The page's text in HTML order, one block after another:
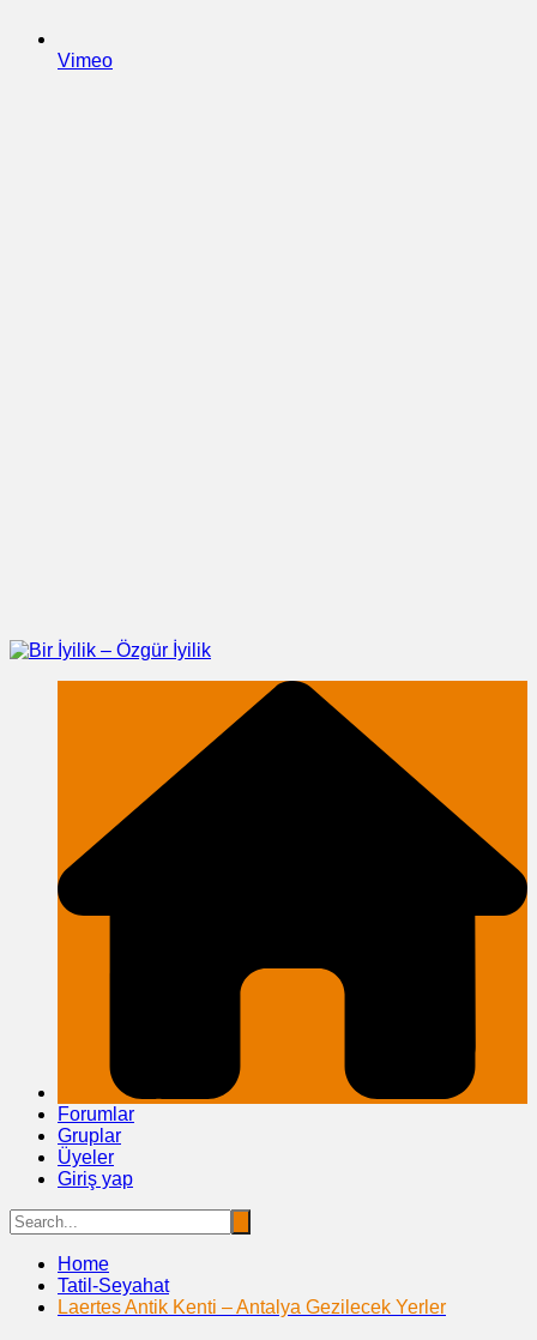
Vimeo
Forumlar
Gruplar
Üyeler
Giriş yap
Home
Tatil-Seyahat
Laertes Antik Kenti – Antalya Gezilecek Yerler